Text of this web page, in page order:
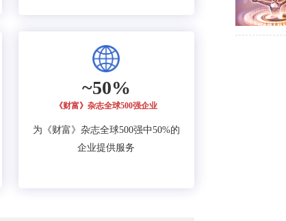
~50%
《财富》杂志全球500强企业
为《财富》杂志全球500强中50%的
企业提供服务